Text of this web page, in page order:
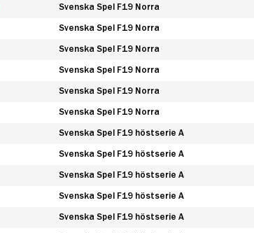
Svenska Spel F19 Norra
Svenska Spel F19 Norra
Svenska Spel F19 Norra
Svenska Spel F19 Norra
Svenska Spel F19 Norra
Svenska Spel F19 Norra
Svenska Spel F19 höstserie A
Svenska Spel F19 höstserie A
Svenska Spel F19 höstserie A
Svenska Spel F19 höstserie A
Svenska Spel F19 höstserie A